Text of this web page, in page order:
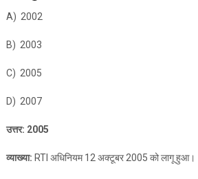
A) 2002
B) 2003
C) 2005
D) 2007
उत्तर: 2005
व्याख्या: RTI अधिनियम 12 अक्टूबर 2005 को लागू हुआ।